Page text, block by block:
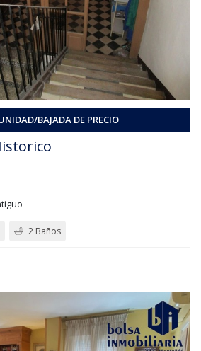
BAJADA DE PRECIO
2 Baños